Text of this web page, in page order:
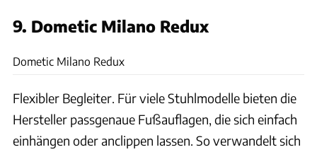
9. Dometic Milano Redux
Dometic Milano Redux
Flexibler Begleiter. Für viele Stuhlmodelle bieten die
Hersteller passgenaue Fußauflagen, die sich einfach
einhängen oder anclippen lassen. So verwandelt sich